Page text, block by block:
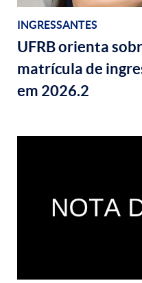
INGRESSANTES
UFRB orienta
matrícula de
em 2026.2